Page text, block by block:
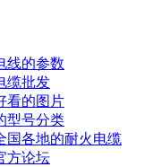
线的参数
缆批发
看的图片
型号分类
国各地的耐火电缆
方论坛